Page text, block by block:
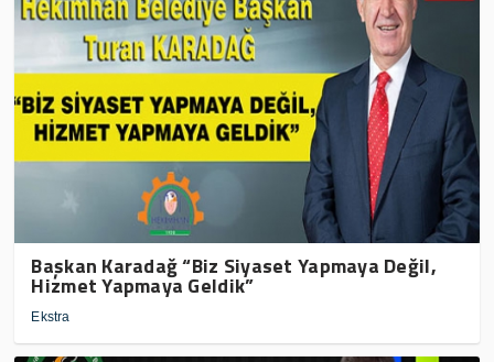
Başkan Karadağ “Biz Siyaset Yapmaya Değil,
Hizmet Yapmaya Geldik”
Ekstra